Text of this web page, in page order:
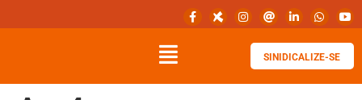
SINIDICALIZE-SE